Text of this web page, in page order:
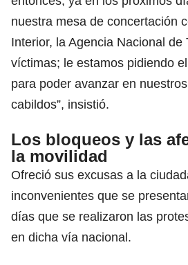
nuestra mesa de concertación
Interior, la Agencia Nacional de
víctimas; le estamos pidiendo
para poder avanzar en
cabildos”, insistió.
Los bloqueos y las
la movilidad
Ofreció sus excusas a la
inconvenientes que se
días que se realizaron las
en dicha vía nacional.